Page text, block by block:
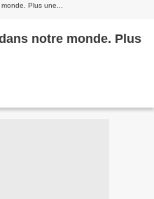
Plus une...
notre monde. Plus